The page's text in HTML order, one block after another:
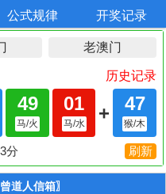
公式规律 开奖记录
道人信箱〗